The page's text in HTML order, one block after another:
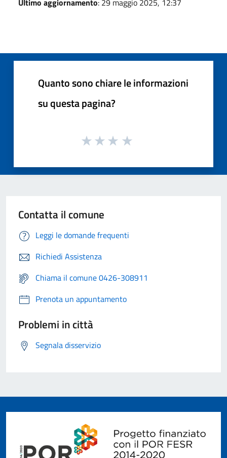
Quanto sono chiare le informazioni
su questa pagina?
Contatta il comune
Leggi le domande frequenti
Richiedi Assistenza
Chiama il comune 0426-308911
Prenota un appuntamento
Problemi in città
Segnala disservizio